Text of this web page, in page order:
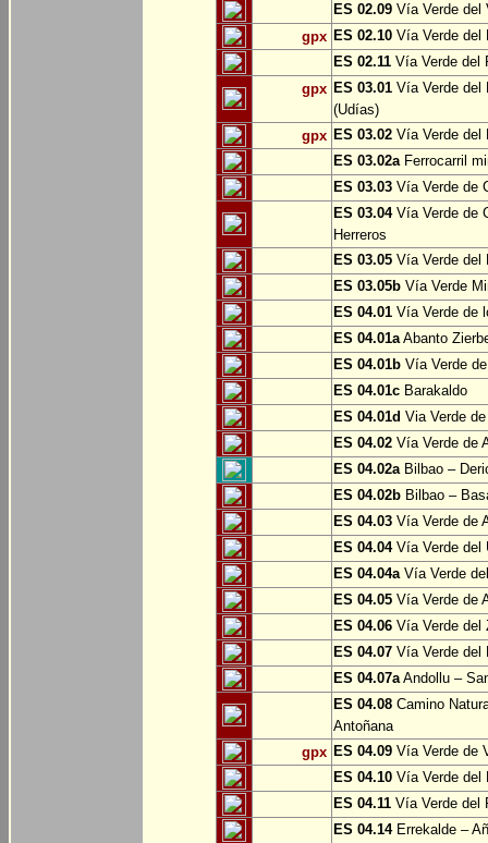
ES 02.09 Vía Verde del
gpx ES 02.10 Vía Verde del
ES 02.11 Vía Verde del
gpx ES 03.01 Vía Verde del
(Udías)
gpx ES 03.02 Vía Verde del
ES 03.02aFerrocarril
ES 03.03 Vía Verde de
ES 03.04Vía Verde de
Herreros
ES 03.05 Vía Verde del
ES 03.05b Vía Verde
ES 04.01 Vía Verde de
ES 04.01aAbanto
ES 04.01b Vía Verde
ES 04.01c Barakaldo
ES 04.01d Via Verde
ES 04.02 Vía Verde de
ES 04.02aBilbao –
ES 04.02b Bilbao –
ES 04.03 Vía Verde de
ES 04.04Vía Verde del
ES 04.04aVía Verde
ES 04.05 Vía Verde de
ES 04.06 Vía Verde del
ES 04.07 Vía Verde del
ES 04.07aAndollu –
ES 04.08 Camino
Antoñana
gpx ES 04.09 Vía Verde de
ES 04.10 Vía Verde del
ES 04.11 Vía Verde del
ES 04.14Errekalde –